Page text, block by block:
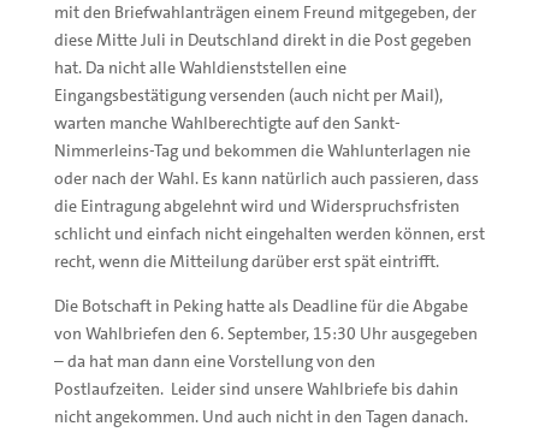
mit den Briefwahlanträgen einem Freund mitgegeben, der
diese Mitte Juli in Deutschland direkt in die Post gegeben
hat. Da nicht alle Wahldienststellen eine
Eingangsbestätigung versenden (auch nicht per Mail),
warten manche Wahlberechtigte auf den Sankt-
Nimmerleins-Tag und bekommen die Wahlunterlagen nie
oder nach der Wahl. Es kann natürlich auch passieren, dass
die Eintragung abgelehnt wird und Widerspruchsfristen
schlicht und einfach nicht eingehalten werden können, erst
recht, wenn die Mitteilung darüber erst spät eintrifft.
Die Botschaft in Peking hatte als Deadline für die Abgabe
von Wahlbriefen den 6. September, 15:30 Uhr ausgegeben
– da hat man dann eine Vorstellung von den
Postlaufzeiten. Leider sind unsere Wahlbriefe bis dahin
nicht angekommen. Und auch nicht in den Tagen danach.